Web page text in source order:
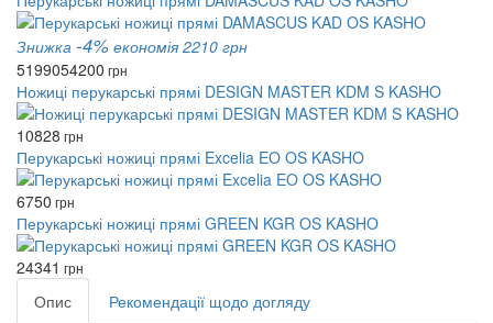
Знижка -4% економія 2210 грн
5199054200 грн
Ножиці перукарські прямі DESIGN MASTER KDM S KASHO
10828 грн
Перукарські ножиці прямі Excelia EO OS KASHO
6750 грн
Перукарські ножиці прямі GREEN KGR OS KASHO
24341 грн
Опис
Рекомендації щодо догляду